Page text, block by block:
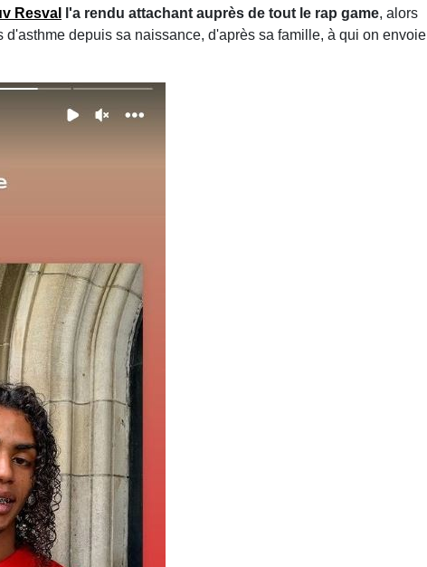
Resval l'a rendu attachant auprès de tout le rap game, alors
depuis sa naissance, d'après sa famille, à qui on envoie